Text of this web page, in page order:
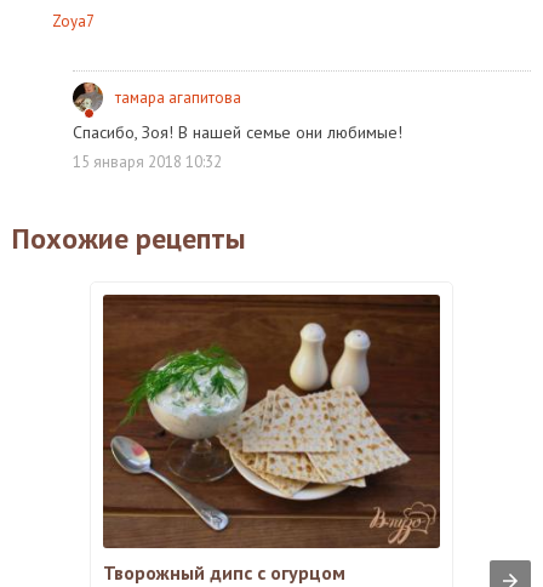
Zoya7
тамара агапитова
Спасибо, Зоя! В нашей семье они любимые!
15 января 2018 10:32
Похожие рецепты
Творожный дипс с огурцом